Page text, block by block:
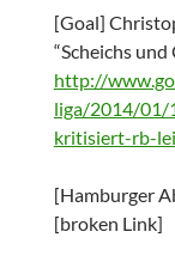
[Goal]
“Scheichs und
http://
liga/2014/01/
kritisiert-rb-
[Hamburger
[broken Link]